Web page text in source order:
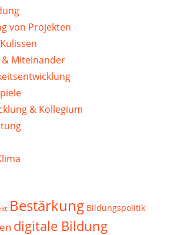
von Projekten
Miteinander
& Kollegium
Bestärkung Bildungspolitik
digitale Bildung